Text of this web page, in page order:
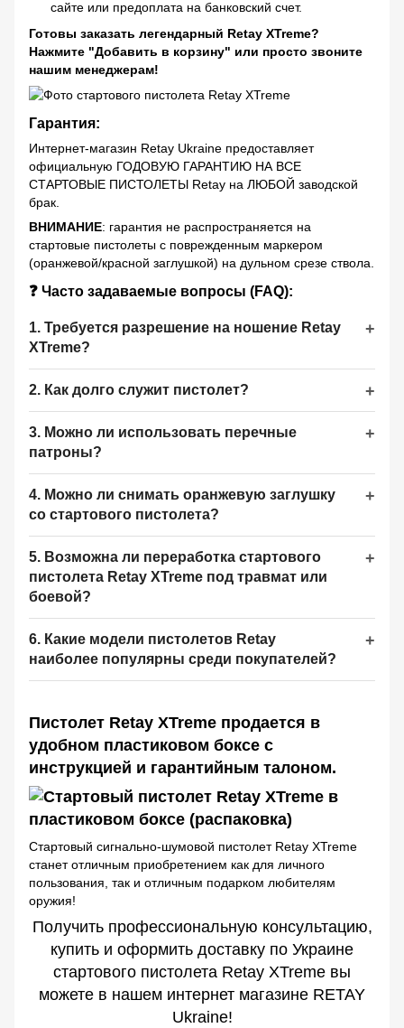
сайте или предоплата на банковский счет.
Готовы заказать легендарный Retay XTreme?
Нажмите "Добавить в корзину" или просто звоните
нашим менеджерам!
Гарантия:
Интернет-магазин Retay Ukraine предоставляет
официальную ГОДОВУЮ ГАРАНТИЮ НА ВСЕ
СТАРТОВЫЕ ПИСТОЛЕТЫ Retay на ЛЮБОЙ заводской
брак.
ВНИМАНИЕ: гарантия не распространяется на
стартовые пистолеты с поврежденным маркером
(оранжевой/красной заглушкой) на дульном срезе ствола.
❓ Часто задаваемые вопросы (FAQ):
1. Требуется разрешение на ношение Retay
XTreme?
2. Как долго служит пистолет?
3. Можно ли использовать перечные
патроны?
4. Можно ли снимать оранжевую заглушку
со стартового пистолета?
5. Возможна ли переработка стартового
пистолета Retay XTreme под травмат или
боевой?
6. Какие модели пистолетов Retay
наиболее популярны среди покупателей?
Пистолет Retay XTreme продается в
удобном пластиковом боксе с
инструкцией и гарантийным талоном.
Стартовый сигнально-шумовой пистолет Retay XTreme
станет отличным приобретением как для личного
пользования, так и отличным подарком любителям
оружия!
Получить профессиональную консультацию,
купить и оформить доставку по Украине
стартового пистолета Retay XTreme вы
можете в нашем интернет магазине RETAY
Ukraine!